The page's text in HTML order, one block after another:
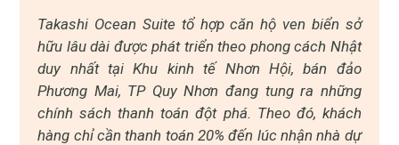
Takashi Ocean Suite tổ hợp căn hộ ven biển sở
hữu lâu dài được phát triển theo phong cách Nhật
duy nhất tại Khu kinh tế Nhơn Hội, bán đảo
Phương Mai, TP Quy Nhơn đang tung ra những
chính sách thanh toán đột phá. Theo đó, khách
hàng chỉ cần thanh toán 20% đến lúc nhận nhà dự